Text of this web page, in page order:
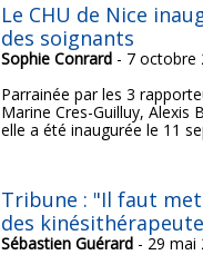
Le CHU de Nice
des soignants
Sophie Conrard - 7 octobre
Parrainée par les 3
Marine Cres-Guilluy, Alexis
elle a été inaugurée le 11
Tribune : "Il faut
des
Sébastien Guérard - 29 mai